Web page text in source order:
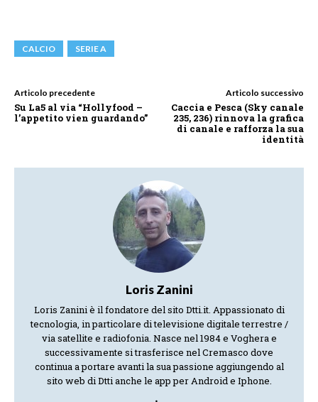
CALCIO SERIE A
Articolo precedente
Su La5 al via “Hollyfood –
l’appetito vien guardando”
Articolo successivo
Caccia e Pesca (Sky canale
235, 236) rinnova la grafica
di canale e rafforza la sua
identità
Loris Zanini
Loris Zanini è il fondatore del sito Dtti.it. Appassionato di
tecnologia, in particolare di televisione digitale terrestre /
via satellite e radiofonia. Nasce nel 1984 e Voghera e
successivamente si trasferisce nel Cremasco dove
continua a portare avanti la sua passione aggiungendo al
sito web di Dtti anche le app per Android e Iphone.